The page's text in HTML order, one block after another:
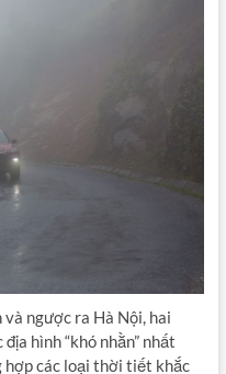
ngược ra Hà Nội, hai
hình “khó nhằn” nhất
hợp các loại thời tiết khắc